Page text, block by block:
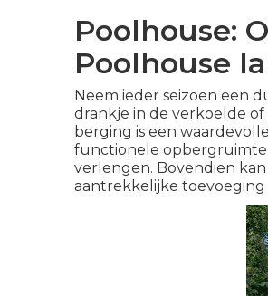
Poolhouse:
Poolhouse
Neem ieder seizoen een
drankje in de verkoelde
berging is een
functionele
verlengen. Bovendien
aantrekkelijke toevoeging